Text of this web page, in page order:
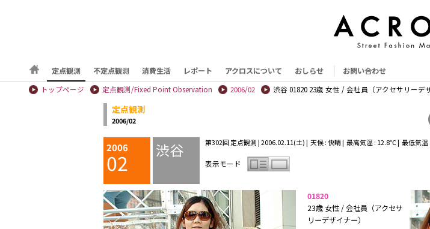
定点観測 不定点観測 消費生活 レポート アクロスについて おしらせ お問い合わせ
トップページ 定点観測/Fixed Point Observation 2006/02 渋谷 01820 23歳 女性 / 会社員（アクセサリーデ
定点観測
2006/02
2006
02 渋谷 第302回 定点観測 | 2006.02.11(土) | 天候 : 快晴 | 最高気温 : 12.8℃ | 最低気
表示モード
01820
23歳 女性 / 会社員（アクセサ
リーデザイナー）